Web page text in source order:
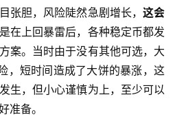
张胆，风险陡然急剧增长， 这会
在上回暴雷后，各种稳定币都发
案。当时由于没有其他可选，大
，短时间造成了大饼的暴涨，这
生，但小心谨慎为上，至少可以
准备。